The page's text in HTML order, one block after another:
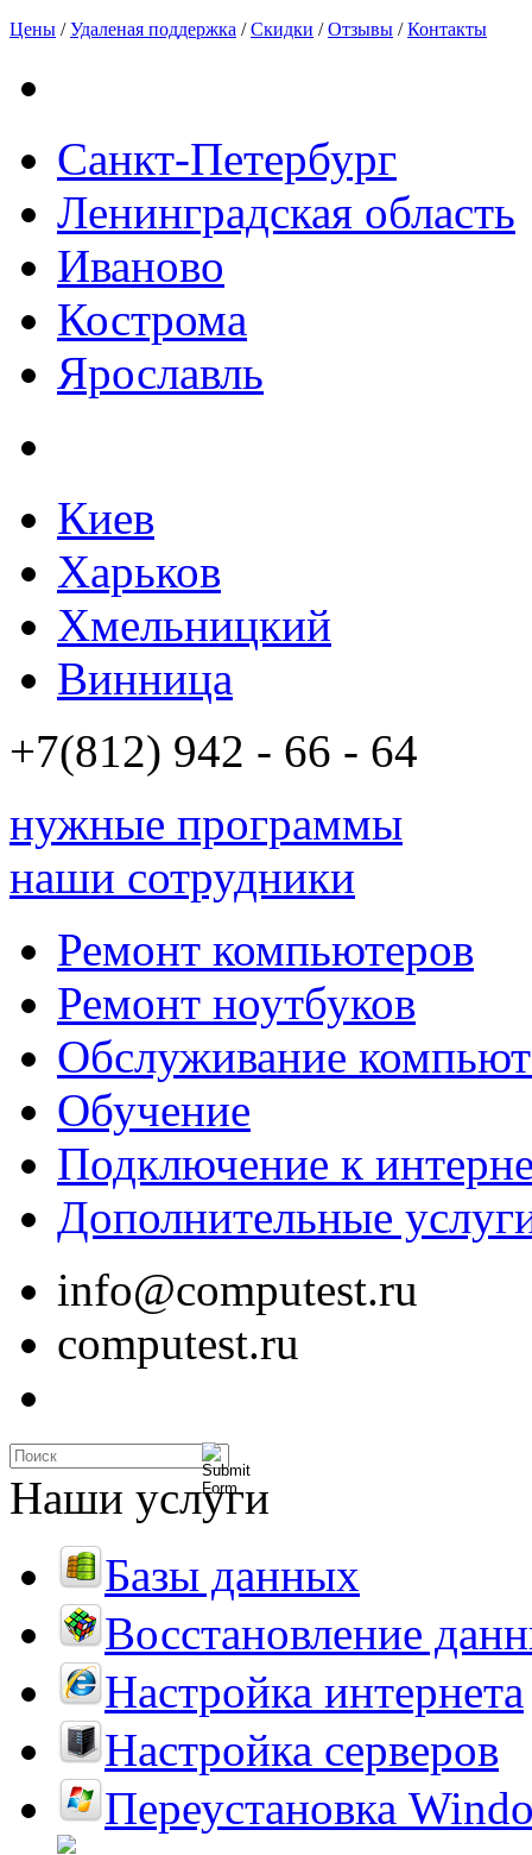
Цены /Удаленая поддержка /Скидки /Отзывы /Контакты
Санкт-Петербург
Ленинградская область
Иваново
Кострома
Ярославль
Киев
Харьков
Хмельницкий
Винница
+7(812) 942 - 66 - 64
нужные программы
наши сотрудники
Ремонт компьютеров
Ремонт ноутбуков
Обслуживание
Обучение
Подключение к
Дополнительные
info@computest.ru
computest.ru
Наши услуги
Базы данных
Восстановление
Настройка интернета
Настройка серверов
Переустановка